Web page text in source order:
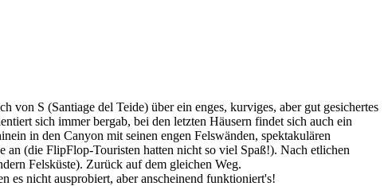
S (Santiage del Teide) über ein enges, kurviges, aber gut gesichertes
sich immer bergab, bei den letzten Häusern findet sich auch ein
in den Canyon mit seinen engen Felswänden, spektakulären
an (die FlipFlop-Touristen hatten nicht so viel Spaß!). Nach etlichen
Felsküste). Zurück auf dem gleichen Weg.
es nicht ausprobiert, aber anscheinend funktioniert's!